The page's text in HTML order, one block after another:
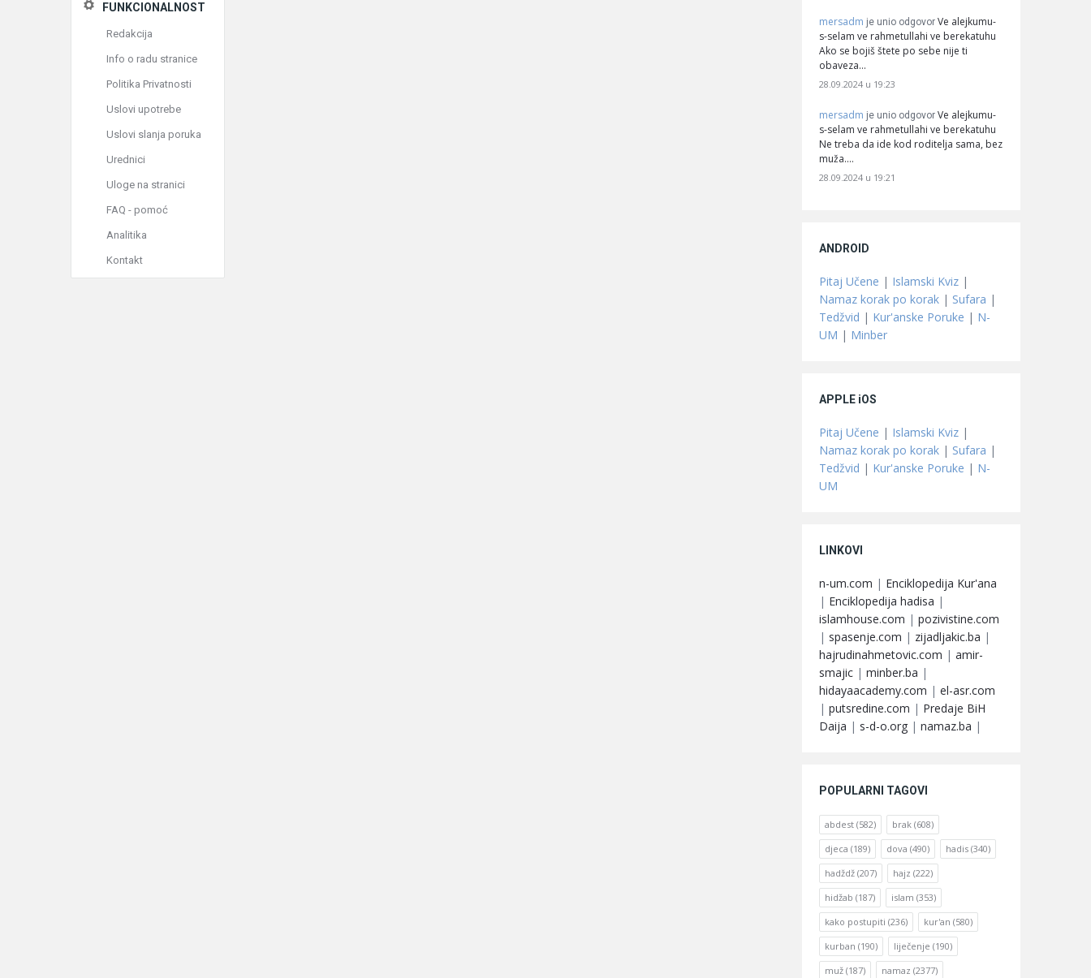
mersadm je unio odgovor Ve alejkumu-
s-selam ve rahmetullahi ve berekatuhu
Ako se bojiš štete po sebe nije ti
obaveza…
28.09.2024 u 19:23
mersadm je unio odgovor Ve alejkumu-
s-selam ve rahmetullahi ve berekatuhu
Ne treba da ide kod roditelja sama, bez
muža.…
28.09.2024 u 19:21
ANDROID
Pitaj Učene | Islamski Kviz |
Namaz korak po korak | Sufara |
Tedžvid | Kur'anske Poruke | N-
UM | Minber
APPLE iOS
Pitaj Učene | Islamski Kviz |
Namaz korak po korak | Sufara |
Tedžvid | Kur'anske Poruke | N-
UM
LINKOVI
n-um.com | Enciklopedija Kur'ana
| Enciklopedija hadisa |
islamhouse.com | pozivistine.com
| spasenje.com | zijadljakic.ba |
hajrudinahmetovic.com | amir-
smajic | minber.ba |
hidayaacademy.com | el-asr.com
| putsredine.com | Predaje BiH
Daija | s-d-o.org | namaz.ba |
POPULARNI TAGOVI
abdest (582) brak (608)
djeca (189) dova (490) hadis (340)
hadždž (207) hajz (222)
hidžab (187) islam (353)
kako postupiti (236) kur'an (580)
kurban (190) liječenje (190)
muž (187) namaz (2377)
FUNKCIONALNOST
Redakcija
Info o radu stranice
Politika Privatnosti
Uslovi upotrebe
Uslovi slanja poruka
Urednici
Uloge na stranici
FAQ - pomoć
Analitika
Kontakt